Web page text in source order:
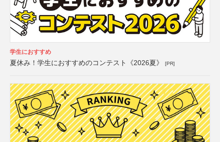
学生におすすめ
夏休み！学生におすすめのコンテスト《2026夏》 [PR]